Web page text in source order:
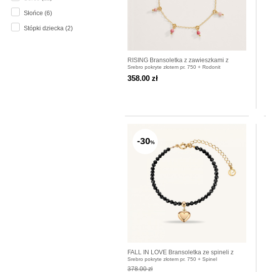
Słońce (6)
Stópki dziecka (2)
RISING Bransoletka z zawieszkami z
rodonitów pozłacana
Srebro pokryte złotem pr. 750 + Rodonit
358.00 zł
-30%
FALL IN LOVE Bransoletka ze spineli z
serduszkiem pozłacanym
Srebro pokryte złotem pr. 750 + Spinel
378.00 zł